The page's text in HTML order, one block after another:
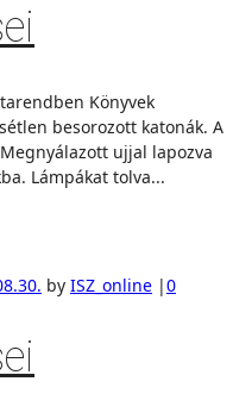
Könyvek
besorozott katonák. A
ujjal lapozva
Lámpákat tolva...
by ISZ_online |0